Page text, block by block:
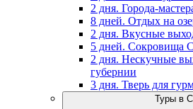
2 дня. Города-
8 дней. Отдых на
2 дня. Вкусные
5 дней. Сокровища
2 дня. Нескучные
губернии
3 дня. Тверь для
Туры в